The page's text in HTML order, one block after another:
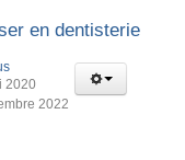
en dentisterie
2020
2022